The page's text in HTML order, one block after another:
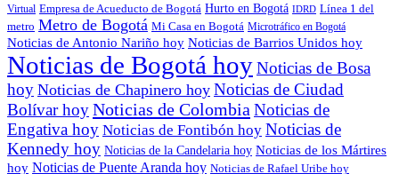
Virtual Empresa de Acueducto de Bogotá Hurto en Bogotá IDRD Línea 1 del
metro Metro de Bogotá Mi Casa en Bogotá Microtráfico en Bogotá
Noticias de Antonio Nariño hoy Noticias de Barrios Unidos hoy
Noticias de Bogotá hoyNoticias de Bosa
hoy Noticias de Chapinero hoy Noticias de Ciudad
Bolívar hoyNoticias de Colombia Noticias de
Engativa hoy Noticias de Fontibón hoy Noticias de
Kennedy hoy Noticias de la Candelaria hoy Noticias de los Mártires
hoy Noticias de Puente Aranda hoy Noticias de Rafael Uribe hoy